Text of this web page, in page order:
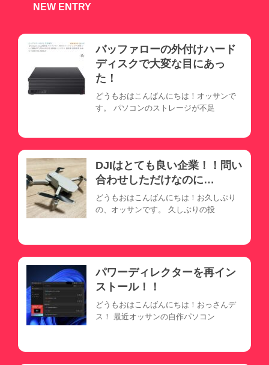
NEW ENTRY
バッファローの外付けハード
ディスクで大変な目にあっ
た！
どうもおはこんばんにちは！オッサンで
す。 パソコンのストレージが不足
DJIはとても良い企業！！問い
合わせしただけなのに…
どうもおはこんばんにちは！お久しぶり
の、オッサンです。 久しぶりの投
パワーディレクターを再イン
ストール！！
どうもおはこんばんにちは！おっさんデ
ス！ 最近オッサンの自作パソコン